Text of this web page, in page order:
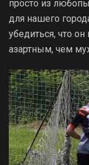
просто из
для нашего
убедиться, что
азартным, чем